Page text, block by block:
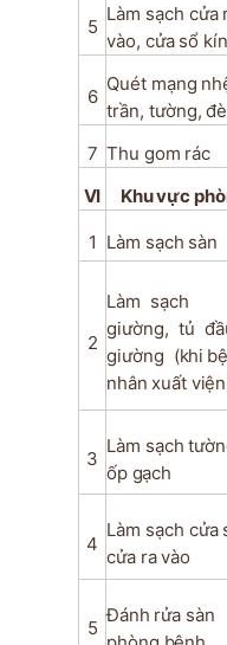
5
Làm sạch cửa
vào, cửa sổ
6
Quét mạng
trần, tường,
7 Thu gom rác
VI
Khuvực
1 Làm sạch sàn
2
Làm sạch
giường, tủ
giường (khi
nhân xuất
3
Làm sạch
ốp gạch
4
Làm sạch cửa
cửa ravào
5
Đánh rửa sàn